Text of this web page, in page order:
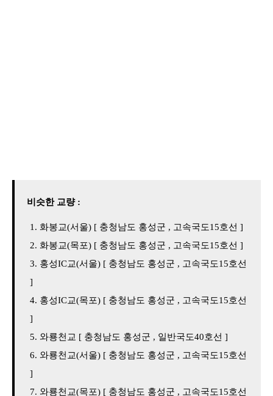
비슷한 교량 :
화봉교(서울) [ 충청남도 홍성군 , 고속국도15호선 ]
화봉교(목포) [ 충청남도 홍성군 , 고속국도15호선 ]
홍성IC교(서울) [ 충청남도 홍성군 , 고속국도15호선
]
홍성IC교(목포) [ 충청남도 홍성군 , 고속국도15호선
]
와룡천교 [ 충청남도 홍성군 , 일반국도40호선 ]
와룡천교(서울) [ 충청남도 홍성군 , 고속국도15호선
]
와룡천교(목포) [ 충청남도 홍성군 , 고속국도15호선